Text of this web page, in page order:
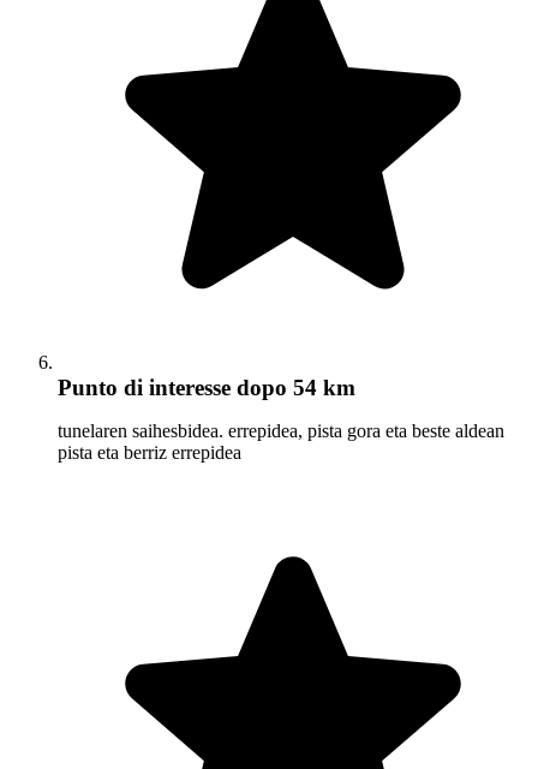
Punto di interesse dopo 54 km
tunelaren saihesbidea. errepidea, pista gora eta beste aldean
pista eta berriz errepidea